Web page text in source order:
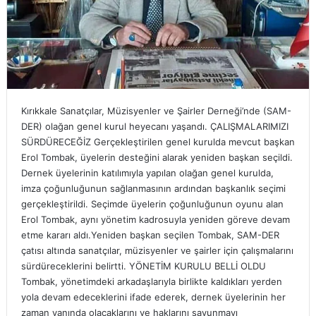
Kırıkkale Sanatçılar, Müzisyenler ve Şairler Derneği’nde (SAM-
DER) olağan genel kurul heyecanı yaşandı. ÇALIŞMALARIMIZI
SÜRDÜRECEĞİZ Gerçekleştirilen genel kurulda mevcut başkan
Erol Tombak, üyelerin desteğini alarak yeniden başkan seçildi.
Dernek üyelerinin katılımıyla yapılan olağan genel kurulda,
imza çoğunluğunun sağlanmasının ardından başkanlık seçimi
gerçekleştirildi. Seçimde üyelerin çoğunluğunun oyunu alan
Erol Tombak, aynı yönetim kadrosuyla yeniden göreve devam
etme kararı aldı.Yeniden başkan seçilen Tombak, SAM-DER
çatısı altında sanatçılar, müzisyenler ve şairler için çalışmalarını
sürdüreceklerini belirtti. YÖNETİM KURULU BELLİ OLDU
Tombak, yönetimdeki arkadaşlarıyla birlikte kaldıkları yerden
yola devam edeceklerini ifade ederek, dernek üyelerinin her
zaman yanında olacaklarını ve haklarını savunmayı